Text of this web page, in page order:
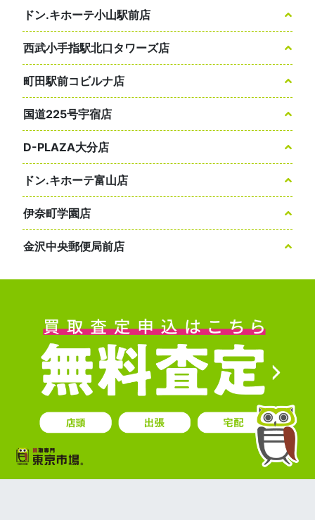
ドン.キホーテ小山駅前店
西武小手指駅北口タワーズ店
町田駅前コビルナ店
国道225号宇宿店
D-PLAZA大分店
ドン.キホーテ富山店
伊奈町学園店
金沢中央郵便局前店